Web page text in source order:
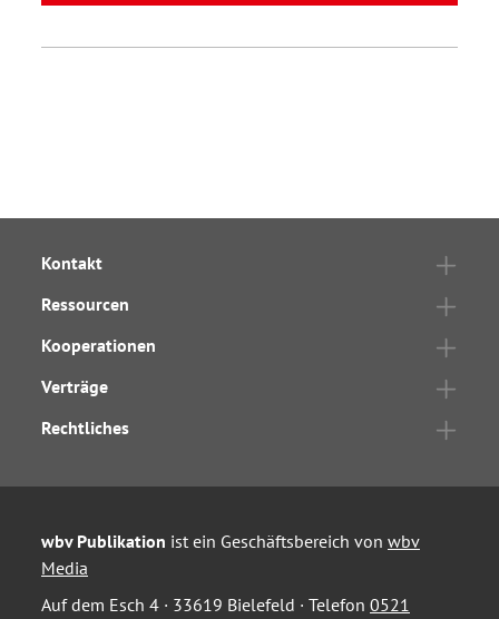
Kontakt
Ressourcen
Kooperationen
Verträge
Rechtliches
wbv Publikation ist ein Geschäftsbereich von wbv
Media
Auf dem Esch 4 · 33619 Bielefeld · Telefon 0521